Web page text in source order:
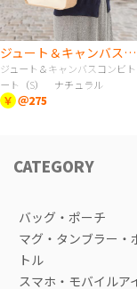
ジュート＆キャンバスコンビトート（S） ナチュラル
ジュート＆キャンバスコンビト
ート（S） ナチュラル
￥ ＠275
CATEGORY
バッグ・ポーチ
マグ・タンブラー・
トル
スマホ・モバイルア